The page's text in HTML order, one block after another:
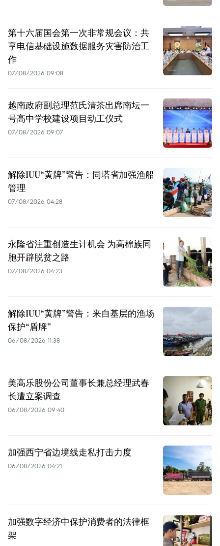
第十六届国会第一次非常规会议：共
享电信基础设施数据服务灾害防治工
作
07/08/2026 09:08
越南政府副总理范氏清茶出席南坛一
号高中学校建设项目动工仪式
07/08/2026 09:07
解除IUU“黄牌”警告：同塔省加强渔船
管理
07/08/2026 04:28
永隆省注重创造生计机会 为高棉族同
胞开辟脱贫之路
07/08/2026 04:23
解除IUU“黄牌”警告：来自基层的渔场
保护“盾牌”
06/08/2026 11:38
美高乐股份公司董事长兼总经理武春
长遭立案调查
06/08/2026 09:40
加强西宁省边境线走私打击力度
06/08/2026 04:21
加强数字经济中保护消费者的法律框
架